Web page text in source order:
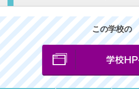
この学校の